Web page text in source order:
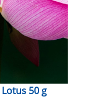
50 g